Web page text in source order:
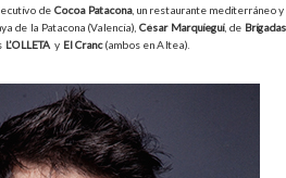
de Cocoa Patacona, un restaurante mediterráneo y
de la Patacona (Valencia), César Marquiegui, de Brigadas
L’OLLETA y El Cranc(ambos en Altea).